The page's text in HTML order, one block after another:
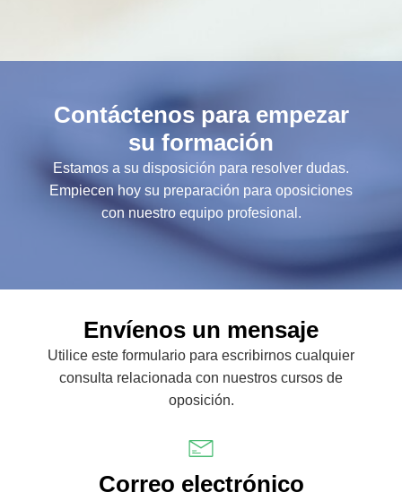
Contáctenos para empezar
su formación
Estamos a su disposición para resolver dudas.
Empiecen hoy su preparación para oposiciones
con nuestro equipo profesional.
Envíenos un mensaje
Utilice este formulario para escribirnos cualquier
consulta relacionada con nuestros cursos de
oposición.
Correo electrónico